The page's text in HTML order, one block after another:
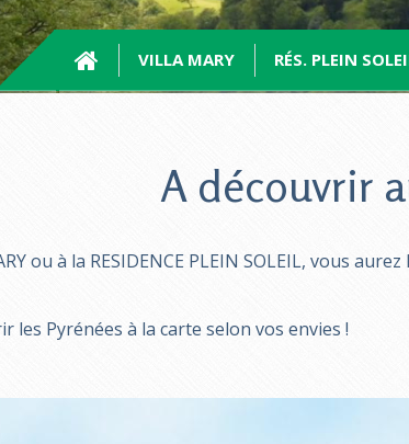
VILLA MARY RÉS. PLEIN
A découvrir
ou à la RESIDENCE PLEIN SOLEIL, vous
les Pyrénées à la carte selon vos envies !